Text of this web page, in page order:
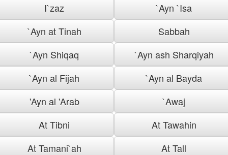
I`zaz
`Ayn `Isa
`Ayn at Tinah
Sabbah
`Ayn Shiqaq
`Ayn ash Sharqiyah
`Ayn al Fijah
`Ayn al Bayda
'Ayn al 'Arab
`Awaj
At Tibni
At Tawahin
At Tamani`ah
At Tall